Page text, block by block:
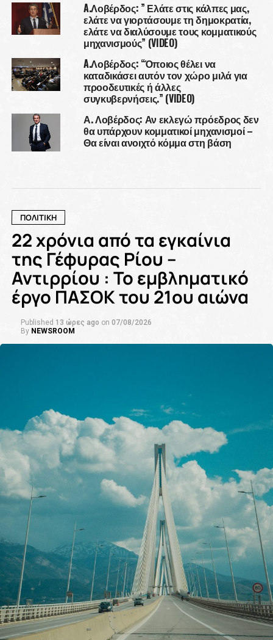
A.Λοβέρδος: ” Ελάτε στις κάλπες μας,
ελάτε να γιορτάσουμε τη δημοκρατία,
ελάτε να διαλύσουμε τους κομματικούς
μηχανισμούς” (VIDEO)
A.Λοβέρδος: “Όποιος θέλει να
καταδικάσει αυτόν τον χώρο μιλά για
προοδευτικές ή άλλες
συγκυβερνήσεις.” (VIDEO)
Α. Λοβέρδος: Αν εκλεγώ πρόεδρος δεν
θα υπάρχουν κομματικοί μηχανισμοί –
Θα είναι ανοιχτό κόμμα στη βάση
ΠΟΛΙΤΙΚΗ
22 χρόνια από τα εγκαίνια
της Γέφυρας Ρίου –
Αντιρρίου : Το εμβληματικό
έργο ΠΑΣΟΚ του 21ου αιώνα
Published 13 ώρες ago on 07/08/2026
By NEWSROOM